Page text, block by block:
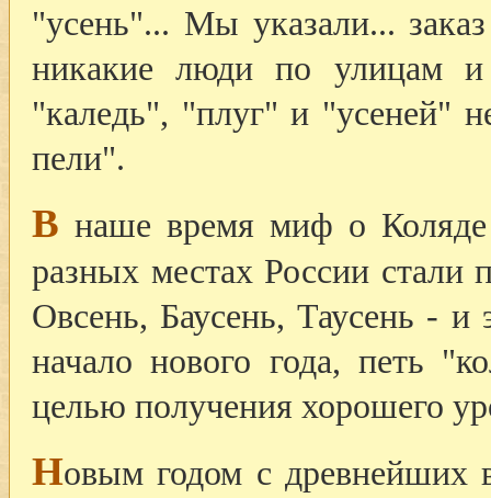
"усень"... Мы указали...
никакие люди по улицам
"каледь", "плуг" и "усеней"
пели".
В наше время миф о
разных местах России стали
Овсень, Баусень, Таусень - и
начало нового года, петь
целью получения хорошего
Новым годом с древнейших